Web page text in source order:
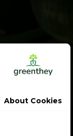
About Cookies